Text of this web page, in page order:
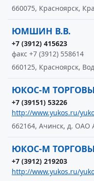
660075, Красноярск,
ЮМШИН В.В.
+7 (3912) 415623
факс +7 (3912) 558614
660125, Красноярск,
ЮКОС-М
+7 (39151) 53226
http://www.yukos.ru/
662164, Ачинск, д.
ЮКОС-М
+7 (3912) 219203
http://www.yukos.ru/